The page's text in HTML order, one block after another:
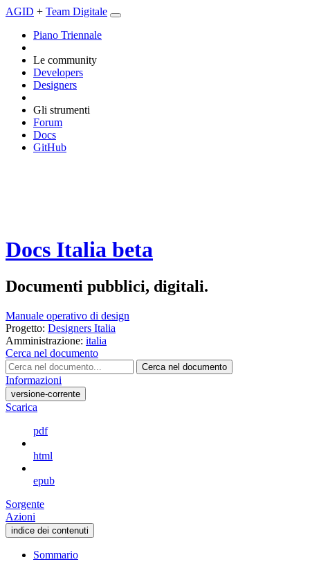
AGID + Team Digitale
Piano Triennale
Le community
Developers
Designers
Gli strumenti
Forum
Docs
GitHub
Docs Italia beta
Documenti pubblici, digitali.
Manuale operativo di design
Progetto: Designers Italia
Amministrazione: italia
Cerca nel documento
Cerca nel documento
Informazioni
versione-corrente
Scarica
pdf
html
epub
Sorgente
Azioni
indice dei contenuti
Sommario